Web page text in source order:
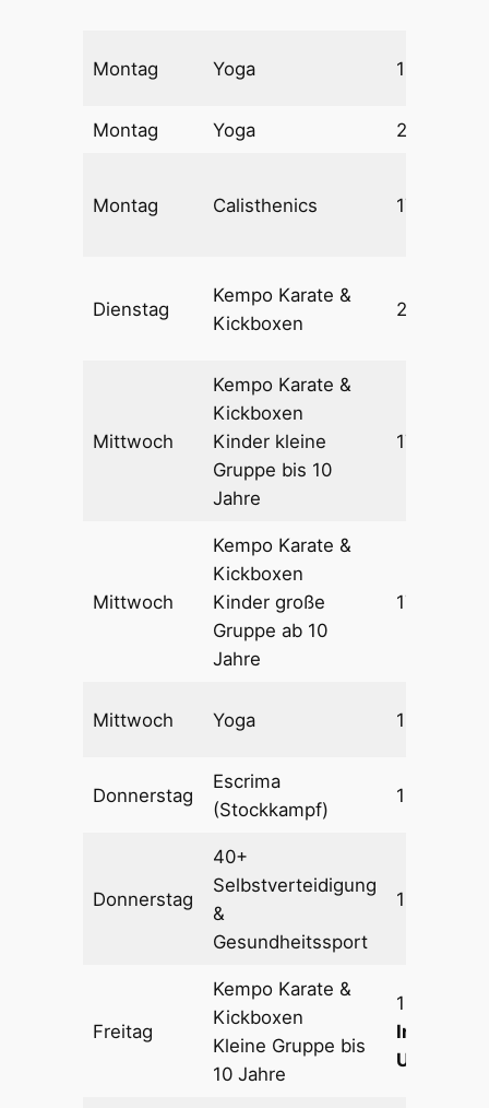
Montag Yoga 18:00 –
Montag Yoga 20:00 –
Montag Calisthenics 17:30 –
Dienstag
Kempo Karate &
Kickboxen
20:00 –
Mittwoch
Kempo Karate &
Kickboxen
Kinder kleine
Gruppe bis 10
Jahre
17:00 –
Mittwoch
Kempo Karate &
Kickboxen
Kinder große
Gruppe ab 10
Jahre
17:45 –
Mittwoch Yoga 19:00 –
Donnerstag
Escrima
(Stockkampf)
18:30 –
Donnerstag
40+
Selbstverteidigung
&
Gesundheitssport
19:30 –
Freitag
Kempo Karate &
Kickboxen
Kleine Gruppe bis
10 Jahre
16:00 –
In den
Uhr!